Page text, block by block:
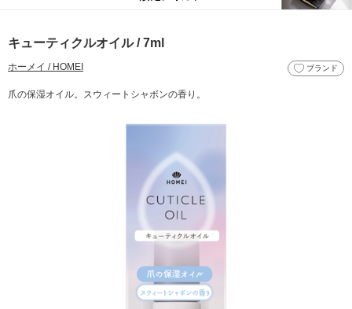
キューティクルオイル / 7ml
ホーメイ / HOMEI ブランド
爪の保湿オイル。スウィートシャボンの香り。